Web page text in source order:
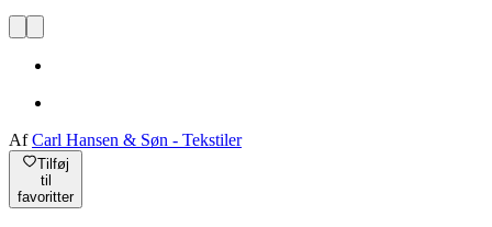
AfCarl Hansen & Søn - Tekstiler
Tilføj
til
favoritter